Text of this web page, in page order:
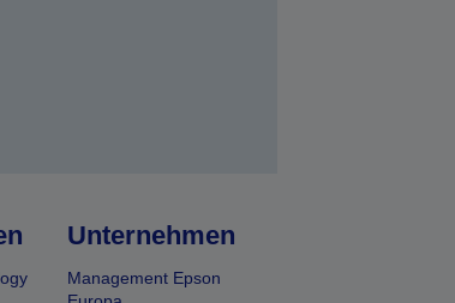
Unternehmen
Management Epson